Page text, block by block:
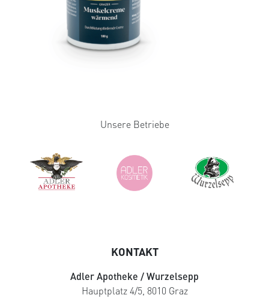
Unsere Betriebe
KONTAKT
Adler Apotheke / Wurzelsepp
Hauptplatz 4/5, 8010 Graz